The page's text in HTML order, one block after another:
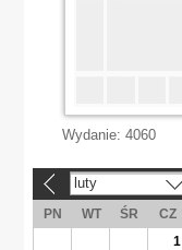
Wydanie: 4060
luty
PN WT ŚR CZ
1